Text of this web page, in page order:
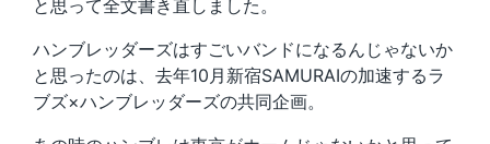
と思って全文書き直しました。
ハンブレッダーズはすごいバンドになるんじゃないか
と思ったのは、去年10月新宿SAMURAIの加速するラ
ブズ×ハンブレッダーズの共同企画。